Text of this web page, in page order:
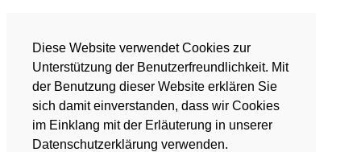
Diese Website verwendet Cookies zur
Unterstützung der Benutzerfreundlichkeit. Mit
der Benutzung dieser Website erklären Sie
sich damit einverstanden, dass wir Cookies
im Einklang mit der Erläuterung in unserer
Datenschutzerklärung verwenden.
Vita
Presse
Kontakt / Datenschutz
Eike Lohmeyer-Hand
DE
EN